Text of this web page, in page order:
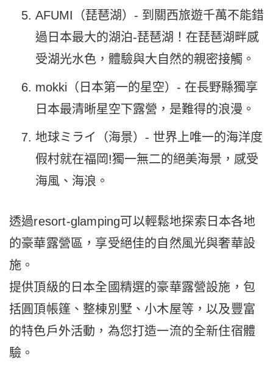
AFUMI（琵琶湖）- 到關西旅遊千萬不能錯
過日本最大的湖泊-琵琶湖！在琵琶湖畔感
受湖光水色，體驗與大自然的親密接觸。
mokki（日本第一的星空）- 在長野縣獨享
日本最清晰星空下露營，是難得的浪漫。
地球ミライ（海景）- 世界上唯一的海洋度
假村就在福岡!獨一無二的絕美海景，感受
海風、海浪。
透過resort-glamping可以輕鬆地探索日本各地
的豪華露營區，享受絕佳的自然風光與奢華設
施。
提供頂級的日本全國精選的豪華露營設施，包
括圓頂帳篷、整棟別墅、小木屋等，以及豐富
的特色戶外活動，為您打造一流的全新住宿體
驗。